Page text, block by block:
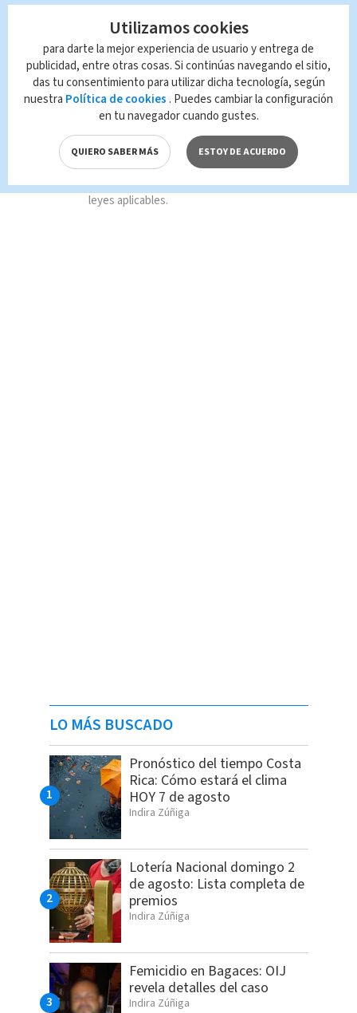
TAGS RELACIONADOS:
Barrio Cuba
Queda prohibida la reproducción total o
parcial del contenido de esta página, mismo
que es propiedad de TELEDIARIO; su
reproducción no autorizada constituye una
infracción y un delito de conformidad con las
leyes aplicables.
LO MÁS BUSCADO
Pronóstico del tiempo Costa
Rica: Cómo estará el clima
HOY 7 de agosto
Indira Zúñiga
Lotería Nacional domingo 2
de agosto: Lista completa de
premios
Indira Zúñiga
Femicidio en Bagaces: OIJ
revela detalles del caso
Indira Zúñiga
Utilizamos cookies
para darte la mejor experiencia de usuario y entrega de
publicidad, entre otras cosas. Si continúas navegando el sitio,
das tu consentimiento para utilizar dicha tecnología, según
nuestra Política de cookies . Puedes cambiar la configuración
en tu navegador cuando gustes.
QUIERO SABER MÁS ESTOY DE ACUERDO